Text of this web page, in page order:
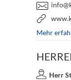
Mehr
Herr